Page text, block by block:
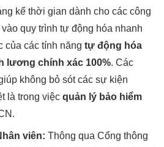
kể thời gian dành cho các công
quy trình tự động hóa nhanh
của các tính năng tự động hóa
lương chính xác 100%. Các
không bỏ sót các sự kiện
là trong việc quản lý bảo hiểm
viên: Thông qua Cổng thông